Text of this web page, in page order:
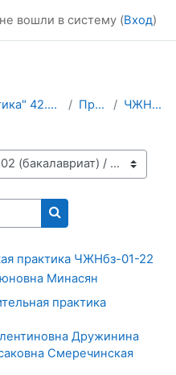
вошли в систему (Вход)
"Журналистика" 42.03.02 (бакалавриат) Практики ЧЖНбз 01-22
Поиск курса
практика ЧЖНбз-01-22
Минасян
практика
Дружинина
Смеречинская